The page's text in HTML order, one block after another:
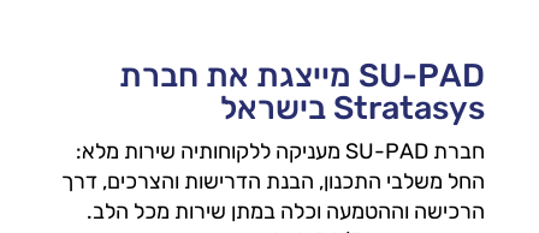
SU-PAD מייצגת את חברת
Stratasys בישראל
חברת SU-PAD מעניקה ללקוחותיה שירות מלא:
החל משלבי התכנון, הבנת הדרישות והצרכים, דרך
הרכישה וההטמעה וכלה במתן שירות מכל הלב.